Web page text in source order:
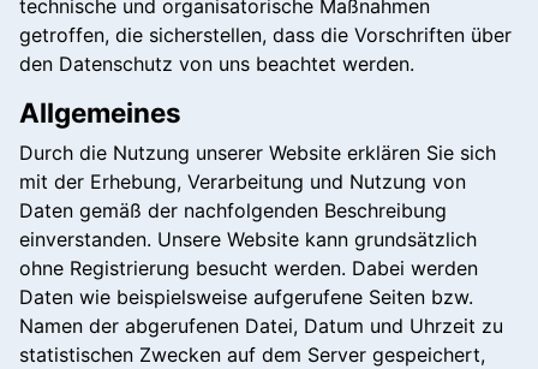
technische und organisatorische Maßnahmen
getroffen, die sicherstellen, dass die Vorschriften über
den Datenschutz von uns beachtet werden.
Allgemeines
Durch die Nutzung unserer Website erklären Sie sich
mit der Erhebung, Verarbeitung und Nutzung von
Daten gemäß der nachfolgenden Beschreibung
einverstanden. Unsere Website kann grundsätzlich
ohne Registrierung besucht werden. Dabei werden
Daten wie beispielsweise aufgerufene Seiten bzw.
Namen der abgerufenen Datei, Datum und Uhrzeit zu
statistischen Zwecken auf dem Server gespeichert,